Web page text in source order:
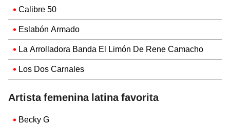
Calibre 50
Eslabón Armado
La Arrolladora Banda El Limón De Rene Camacho
Los Dos Carnales
Artista femenina latina favorita
Becky G